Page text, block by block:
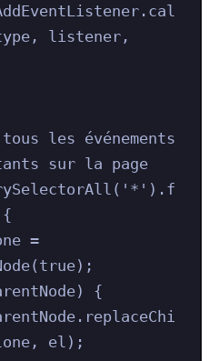
listener,
les événements
sur la page
{
=
{
el);